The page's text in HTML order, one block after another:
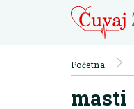
Početna
masti